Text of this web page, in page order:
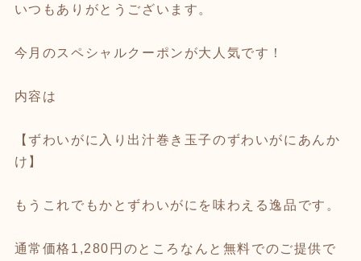
いつもありがとうございます。
今月のスペシャルクーポンが大人気です！
内容は
【ずわいがに入り出汁巻き玉子のずわいがにあんか
け】
もうこれでもかとずわいがにを味わえる逸品です。
通常価格1,280円のところなんと無料でのご提供で